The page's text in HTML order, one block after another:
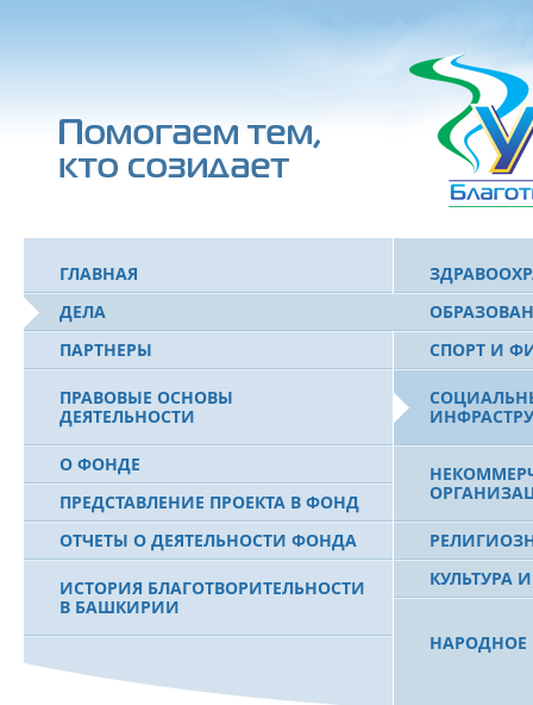
ГЛАВНАЯ
ДЕЛА
ПАРТНЕРЫ
ПРАВОВЫЕ ОСНОВЫ
ДЕЯТЕЛЬНОСТИ
О ФОНДЕ
ПРЕДСТАВЛЕНИЕ ПРОЕКТА В ФОНД
ОТЧЕТЫ О ДЕЯТЕЛЬНОСТИ ФОНДА
ИСТОРИЯ БЛАГОТВОРИТЕЛЬНОСТИ
В БАШКИРИИ
МУРТАЗЕ РАХИМОВЕ
СПОРТ И
КУЛЬТУРА
НАРОДНОЕ